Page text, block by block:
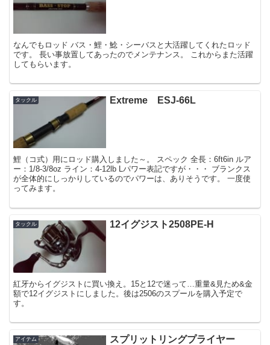
なんでもロッド バス・鯉・鯰・シーバスと大活躍してくれたロッド
です。 長い事放置してあったのでメンテナンス。 これからまた活躍
してもらいます。
タックル Extreme ESJ-66L
鯉（コ式）用にロッド購入しました～。 スペック 全長：6ft6in ルア
ー：1/8-3/8oz ライン：4-12lb Lパワー表記ですが・・・ ブランクス
が全体的にしっかりしているのでパワーは、ありそうです。 一度使
ってみます。
タックル 12イグジスト2508PE-H
紅牙からイグジストに買い換え。15と12で迷って…重量&見ため&金
額で12イグジストにしました。後は2506のスプールを購入予定で
す。
アイテム スプリットリングプライヤー